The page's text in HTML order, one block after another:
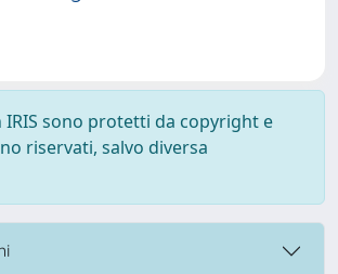
sono protetti da copyright e
riservati, salvo diversa